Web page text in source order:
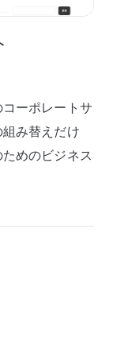
ーポレートサ
み替えだけ
めのビジネス